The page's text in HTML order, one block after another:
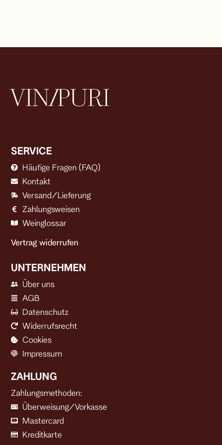
SERVICE
Häufige Fragen (FAQ)
Kontakt
Versand/Lieferung
Zahlungsweisen
Weinglossar
Vertrag widerrufen
UNTERNEHMEN
Über uns
AGB
Datenschutz
Widerrufsrecht
Cookies
Impressum
ZAHLUNG
Zahlungsmethoden:
Überweisung/Vorkasse
Mastercard
Kreditkarte